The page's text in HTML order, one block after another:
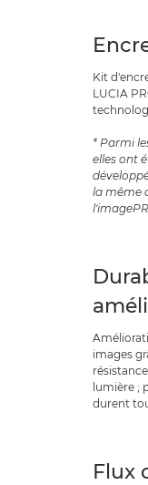
Kit
LUCIA
* Parmi
elles ont
la même
images
lumière ;
durent
Flux